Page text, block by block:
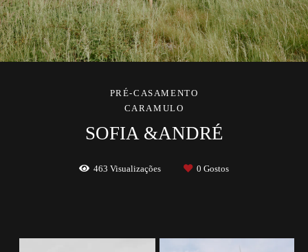
PRÉ-CASAMENTO
CARAMULO
SOFIA &ANDRÉ
463 Visualizações 0 Gostos